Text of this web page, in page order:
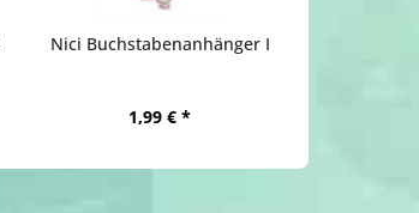
Nici Buchstabenanhänger I
1,99 € *